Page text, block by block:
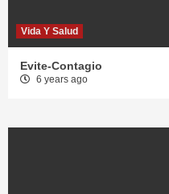
Vida Y Salud
Evite-Contagio
6 years ago